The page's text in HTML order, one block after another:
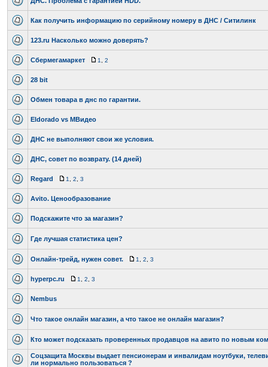
Как получить информацию по серийному номеру в ДНС / Ситилинк
123.ru Насколько можно доверять?
Сбермегамаркет 1 2
28 bit
Обмен товара в днс по гарантии.
Eldorado vs МВидео
ДНС не выполняют свои же условия.
ДНС, совет по возврату. (14 дней)
Regard 1 2 3
Avito. Ценообразование
Подскажите что за магазин?
Где лучшая статистика цен?
Онлайн-трейд, нужен совет. 1 2 3
hyperpc.ru 1 2 3
Nembus
Что такое онлайн магазин, а что такое не онлайн магазин?
Кто может подсказать проверенных продавцов на авито по новым
Соцзащита Москвы выдает пенсионерам и инвалидам ноутбуки,
ли нормально пользоваться ?